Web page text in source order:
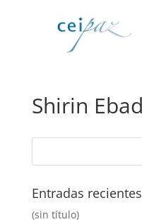
Shirin
Entradas recientes
(sin título)